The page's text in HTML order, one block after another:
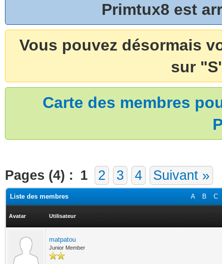
Primtux8 est
Vous pouvez désormais
sur
Carte des membres
Pages (4) : 1 2 3 4 Suivant »
A B C
Liste des membres
Avatar Utilisateur
matpatou
Junior Member